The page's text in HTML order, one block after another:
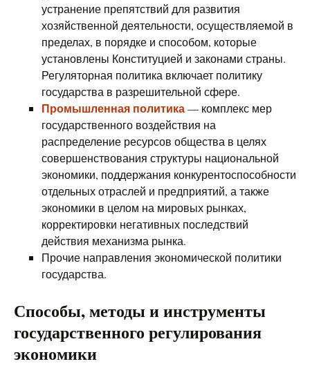
устранение препятствий для развития
хозяйственной деятельности, осуществляемой в
пределах, в порядке и способом, которые
установлены Конституцией и законами страны.
Регуляторная политика включает политику
государства в разрешительной сфере.
Промышленная политика— комплекс мер
государственного воздействия на
распределение ресурсов общества в целях
совершенствования структуры национальной
экономики, поддержания конкурентоспособности
отдельных отраслей и предприятий, а также
экономики в целом на мировых рынках,
корректировки негативных последствий
действия механизма рынка.
Прочие направления экономической политики
государства.
Способы, методы и инструменты
государственного регулирования
экономики